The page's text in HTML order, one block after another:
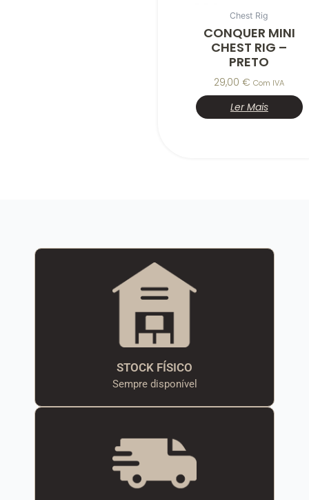
Chest Rig
CONQUER MINI
CHEST RIG –
PRETO
29,00€ Com IVA
Ler Mais
STOCK FÍSICO
Sempre disponível